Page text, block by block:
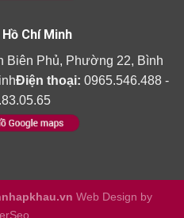
Chí Minh
Biên Phủ, Phường 22, Bình
Điện thoại: 0965.546.488 -
Web Design by